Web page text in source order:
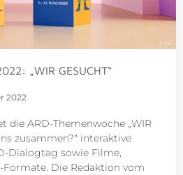
„WIR GESUCHT“
2022
die ARD-Themenwoche „WIR
zusammen?“ interaktive
Dialogtag sowie Filme,
Die Redaktion vom